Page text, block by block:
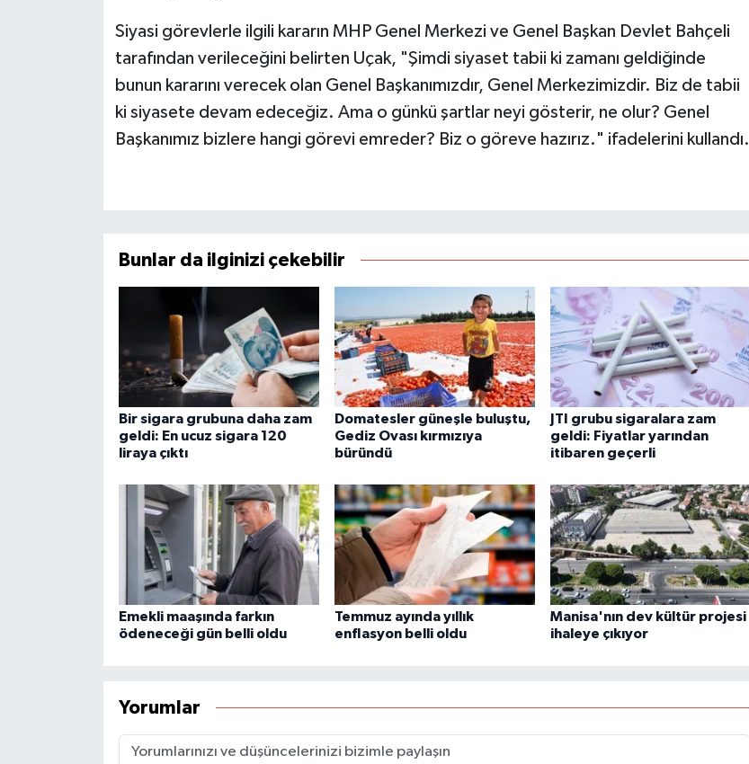
Siyasi görevlerle ilgili kararın MHP Genel Merkezi ve Genel Başkan Devlet Bahçeli
tarafından verileceğini belirten Uçak, "Şimdi siyaset tabii ki zamanı geldiğinde
bunun kararını verecek olan Genel Başkanımızdır, Genel Merkezimizdir. Biz de tabii
ki siyasete devam edeceğiz. Ama o günkü şartlar neyi gösterir, ne olur? Genel
Başkanımız bizlere hangi görevi emreder? Biz o göreve hazırız." ifadelerini kullandı.
Bunlar da ilginizi çekebilir
Bir sigara grubuna daha zam
geldi: En ucuz sigara 120
liraya çıktı
Domatesler güneşle buluştu,
Gediz Ovası kırmızıya
büründü
JTI grubu sigaralara zam
geldi: Fiyatlar yarından
itibaren geçerli
Emekli maaşında farkın
ödeneceği gün belli oldu
Temmuz ayında yıllık
enflasyon belli oldu
Manisa'nın dev kültür projesi
ihaleye çıkıyor
Yorumlar